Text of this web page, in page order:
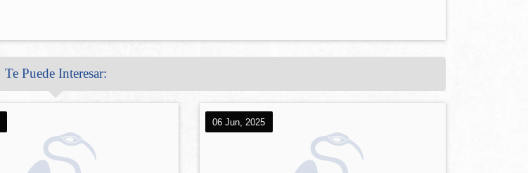
Te Puede Interesar:
06 Jun, 2025